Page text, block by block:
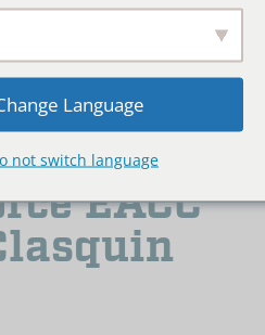
EACC
Language
not switch language